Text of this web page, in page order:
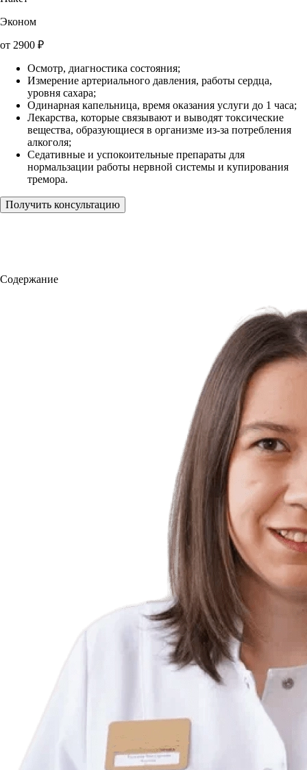
Эконом
от 2900 ₽
Осмотр, диагностика состояния;
Измерение артериального давления, работы сердца,
уровня сахара;
Одинарная капельница, время оказания услуги до 1 часа;
Лекарства, которые связывают и выводят токсические
вещества, образующиеся в организме из-за потребления
алкоголя;
Седативные и успокоительные препараты для
нормальзации работы нервной системы и купирования
тремора.
Получить консультацию
Содержание